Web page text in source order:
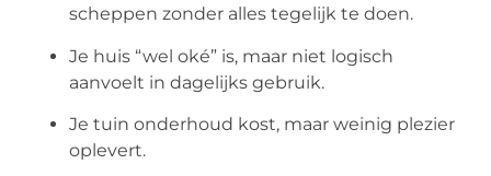
scheppen zonder alles tegelijk te doen.
Je huis “wel oké” is, maar niet logisch
aanvoelt in dagelijks gebruik.
Je tuin onderhoud kost, maar weinig plezier
oplevert.